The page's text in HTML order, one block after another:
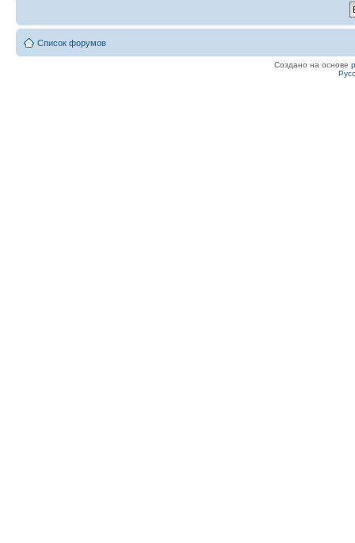
Список форумов
Создано на основе